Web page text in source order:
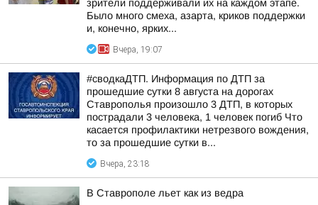
зрители поддерживали их на каждом этапе.
Было много смеха, азарта, криков поддержки
и, конечно, ярких...
Вчера, 19:07
#сводкаДТП. Информация по ДТП за
прошедшие сутки 8 августа на дорогах
Ставрополья произошло 3 ДТП, в которых
пострадали 3 человека, 1 человек погиб Что
касается профилактики нетрезвого вождения,
то за прошедшие сутки в...
Вчера, 23:18
В Ставрополе льет как из ведра